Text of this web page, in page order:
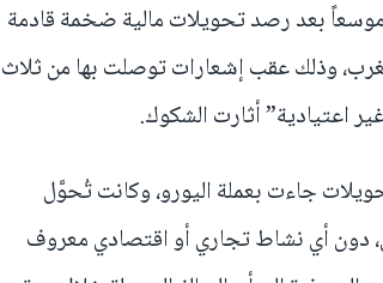
موسعاً بعد رصد تحويلات مالية ضخمة قادمة
وذلك عقب إشعارات توصلت بها من ثلاث
اعتيادية” أثارت الشكوك.
جاءت بعملة اليورو، وكانت تُحوَّل
دون أي نشاط تجاري أو اقتصادي معروف